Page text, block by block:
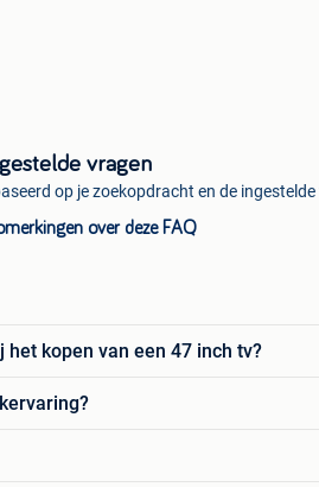
vragen
op je zoekopdracht en de
over deze FAQ
kopen van een 47 inch tv?